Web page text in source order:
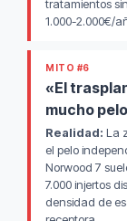
tratamientos
1.000-2.000€/
MITO #6
«El
mucho
Realidad: La
el pelo
Norwood 7
7.000 injertos
densidad de